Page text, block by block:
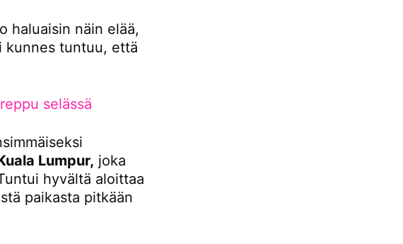
haluaisin näin elää,
kunnes tuntuu, että
selässä
Lumpur, joka
hyvältä aloittaa
paikasta pitkään